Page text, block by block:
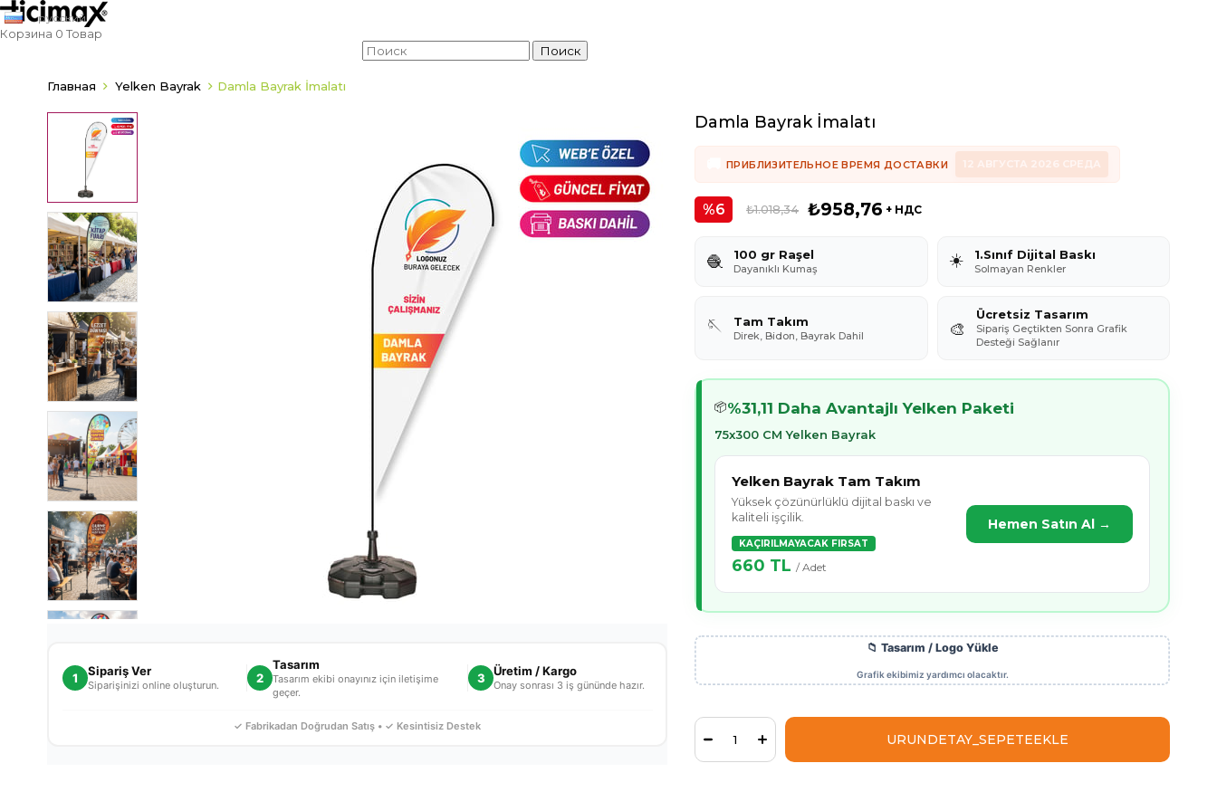
русский
Корзина 0 Товар
Главная Yelken Bayrak Damla Bayrak İmalatı
1 Sipariş Ver
Siparişinizi online oluşturun.
2
Tasarım
Tasarım ekibi onayınız için iletişime
geçer.
3 Üretim / Kargo
Onay sonrası 3 iş gününde hazır.
✓ Fabrikadan Doğrudan Satış • ✓ Kesintisiz Destek
Damla Bayrak İmalatı
ПРИБЛИЗИТЕЛЬНОЕ ВРЕМЯ ДОСТАВКИ 12 АВГУСТА 2026 СРЕДА
6 ₺1.018,34 ₺958,76 + НДС
🧶 100 gr Raşel
Dayanıklı Kumaş
☀️ 1.Sınıf Dijital Baskı
Solmayan Renkler
🪡 Tam Takım
Direk, Bidon, Bayrak Dahil 🎨
Ücretsiz Tasarım
Sipariş Geçtikten Sonra Grafik
Desteği Sağlanır
📦%31,11 Daha Avantajlı Yelken Paketi
75x300 CM Yelken Bayrak
Yelken Bayrak Tam Takım
Yüksek çözünürlüklü dijital baskı ve
kaliteli işçilik.
KAÇIRILMAYACAK FIRSAT
660 TL / Adet
Hemen Satın Al →